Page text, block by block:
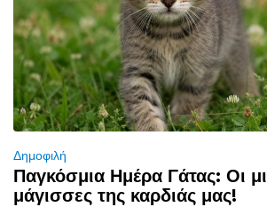
Δημοφιλή
Παγκόσμια Ημέρα Γάτας: Οι
μάγισσες της καρδιάς μας!